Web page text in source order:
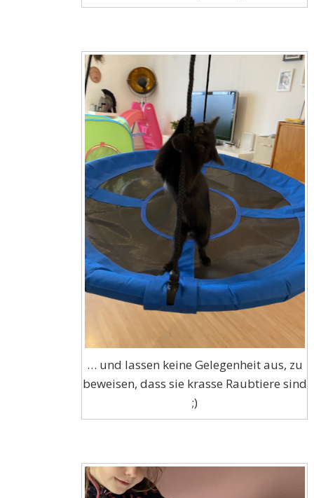
… und lassen keine Gelegenheit aus, zu
beweisen, dass sie krasse Raubtiere sind
;)